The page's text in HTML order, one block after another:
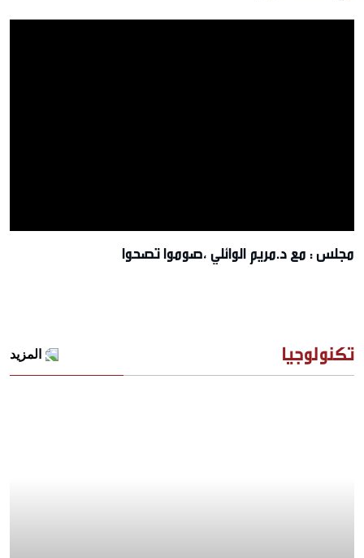
مجلس : مع د.مريم الوائلي ،صوموا تصحوا
تكنولوجيا المزيد